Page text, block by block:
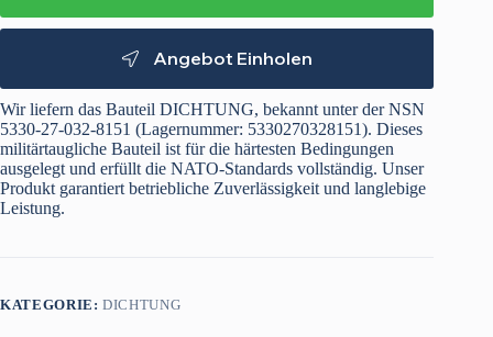
Angebot Einholen
Wir liefern das Bauteil DICHTUNG, bekannt unter der NSN
5330-27-032-8151 (Lagernummer: 5330270328151). Dieses
militärtaugliche Bauteil ist für die härtesten Bedingungen
ausgelegt und erfüllt die NATO-Standards vollständig. Unser
Produkt garantiert betriebliche Zuverlässigkeit und langlebige
Leistung.
KATEGORIE:DICHTUNG